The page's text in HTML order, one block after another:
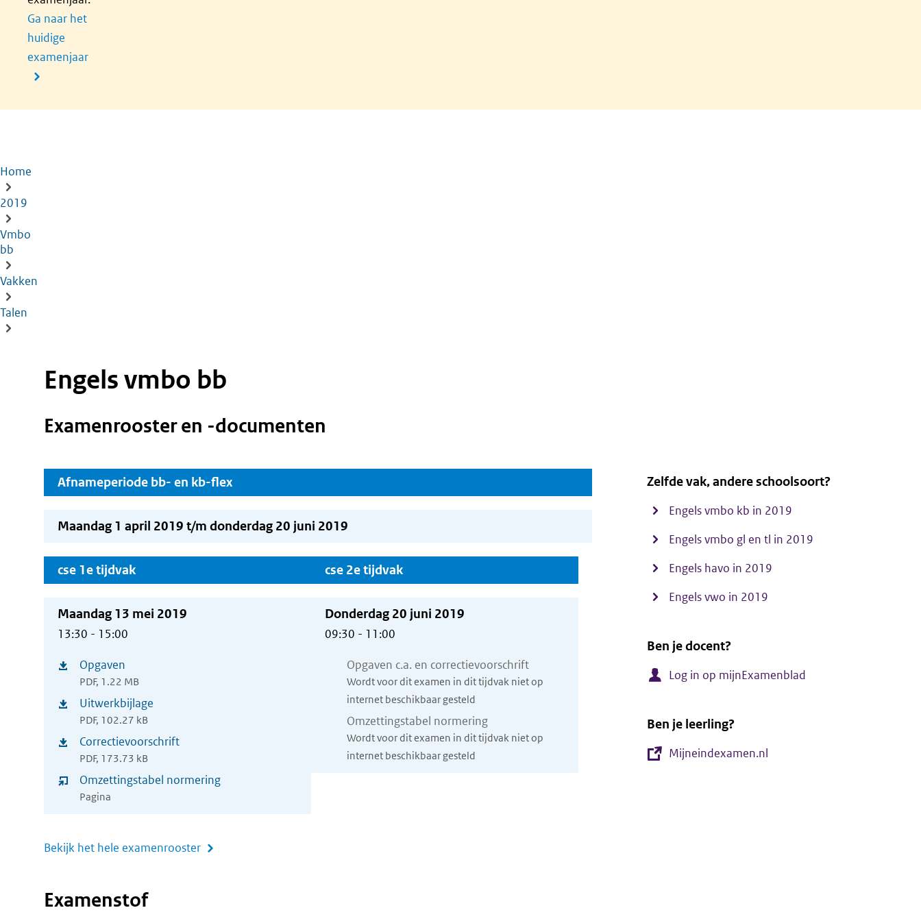
Ga naar het
huidige
examenjaar
Kruimelpad
Home
2019
Vmbo
bb
Vakken
Talen
Engels vmbo bb
Zelfde vak, andere schoolsoort?
Engels vmbo kb in 2019
Engels vmbo gl en tl in 2019
Engels havo in 2019
Engels vwo in 2019
Ben je docent?
Log in op mijnExamenblad
Ben je leerling?
Mijneindexamen.nl
Examenrooster en -documenten
Afnameperiode bb- en kb-flex
Maandag 1 april 2019 t/m donderdag 20 juni 2019
cse 1e tijdvak
Maandag 13 mei 2019
13:30 - 15:00
Opgaven
PDF, 1.22 MB
(opent
nieuw
venster)
Uitwerkbijlage
PDF, 102.27 kB
(opent
nieuw
venster)
Correctievoorschrift
PDF, 173.73 kB
(opent
nieuw
Omzettingstabel normering
Pagina
cse 2e tijdvak
Donderdag 20 juni 2019
09:30 - 11:00
Opgaven c.a. en correctievoorschrift
Wordt voor dit examen in dit tijdvak niet op
internet beschikbaar gesteld
Omzettingstabel normering
Wordt voor dit examen in dit tijdvak niet op
internet beschikbaar gesteld
Bekijk het hele examenrooster
Examenstof